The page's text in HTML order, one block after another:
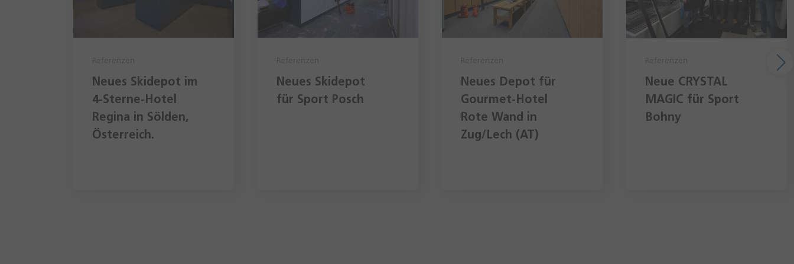
Referenzen
Neues Skidepot im
4-Sterne-Hotel
Regina in Sölden,
Österreich.
Referenzen
Neues Skidepot
für Sport Posch
Referenzen
Neues Depot für
Gourmet-Hotel
Rote Wand in
Zug/Lech (AT)
Referenzen
Neue CRYSTAL
MAGIC für Sport
Bohny